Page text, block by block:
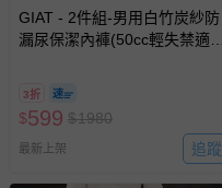
GIAT - 2件組-男用白竹炭紗防
漏尿保潔內褲(50cc輕失禁適
3折
$599 $1980
最新上架 追蹤